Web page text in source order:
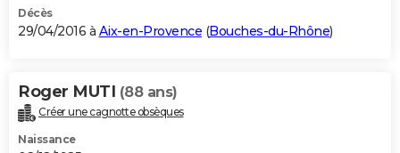
Décès
29/04/2016 à Aix-en-Provence (Bouches-du-Rhône)
Roger MUTI (88 ans)
Créer une cagnotte obsèques
Naissance